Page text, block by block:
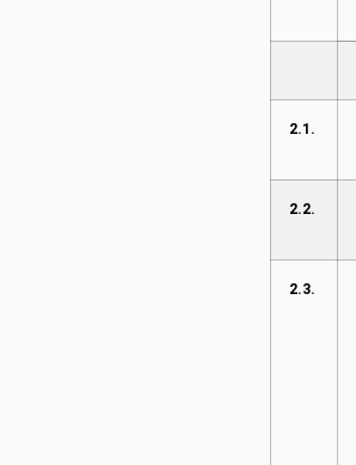
2.1.
2.2.
2.3.